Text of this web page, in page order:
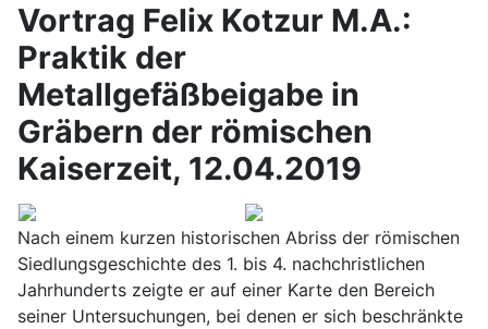
Vortrag Felix Kotzur M.A.:
Praktik der
Metallgefäßbeigabe in
Gräbern der römischen
Kaiserzeit, 12.04.2019
Nach einem kurzen historischen Abriss der römischen
Siedlungsgeschichte des 1. bis 4. nachchristlichen
Jahrhunderts zeigte er auf einer Karte den Bereich
seiner Untersuchungen, bei denen er sich beschränkte